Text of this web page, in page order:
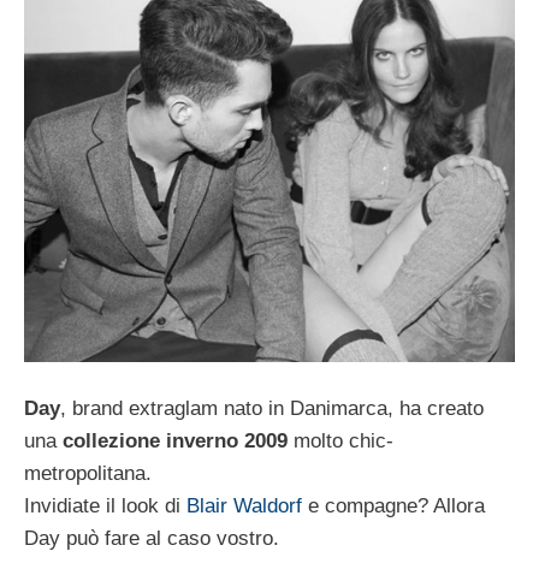
Day, brand extraglam nato in Danimarca, ha creato
una collezione inverno 2009 molto chic-
metropolitana.
Invidiate il look di Blair Waldorf e compagne? Allora
Day può fare al caso vostro.